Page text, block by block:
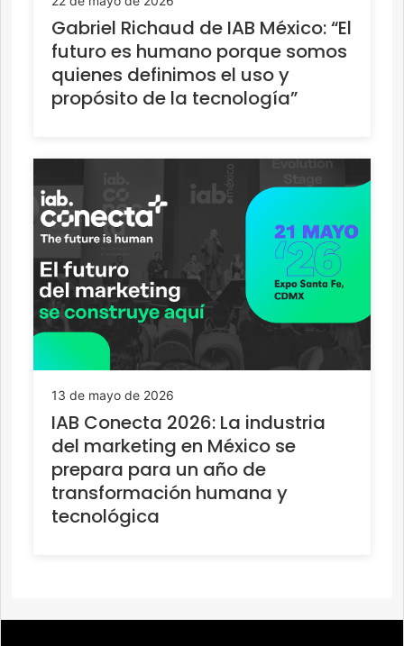
Gabriel Richaud de IAB México: “El
futuro es humano porque somos
quienes definimos el uso y
propósito de la tecnología”
13 de mayo de 2026
IAB Conecta 2026: La industria
del marketing en México se
prepara para un año de
transformación humana y
tecnológica